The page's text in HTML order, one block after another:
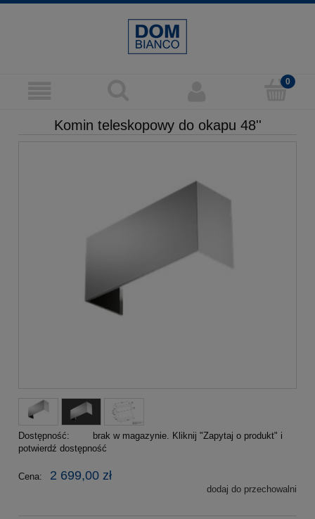
Komin teleskopowy do okapu 48''
Dostępność:
brak w magazynie. Kliknij "Zapytaj o produkt" i
potwierdź dostępność
Cena: 2 699,00 zł
dodaj do przechowalni